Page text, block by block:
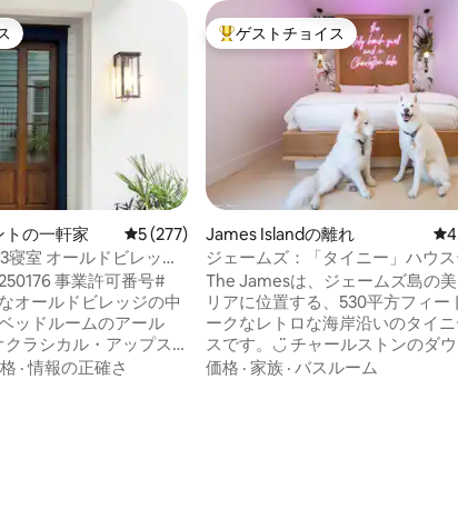
の平均評価
イスです。
トの一軒家 レビュー277件、5つ星中5つ星の平均評価
5 (277)
寝室 オールドビレッジ/
事業許可番号#
ッドルームのアール
ラシカル・アップス
ーカントリーの生活
·情報の正確さ
大好評のゲストチョイスです。
ゲストチョイス
James Islandの離れ レ
ジェームズ：「タイニー」ハウ
（ダウンタウン＆フォーリービ
The Jamesは、ジェームズ島の
リアに位置する、530平方フィー
ークなレトロな海岸沿いのタイ
スです。◡̈ チャールストンのダウンタウ
ンまで10分 フォリー・ビーチまで12分 レ
価格 · 家族 · バスルーム